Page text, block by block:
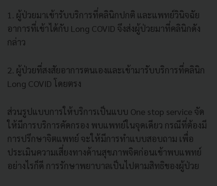
1. ผู้ป่วยมาเข้ารับบริการที่คลินิกปกติ และแพทย์วินิจฉัย
อาการที่เข้าได้กับ Long COVID จึงส่งผู้ป่วยมาที่คลินิกดัง
กล่าว
2. ผู้ป่วยที่สงสัยอาการตนเองและเข้ามารับบริการที่คลินิก
Long COVID โดยตรง
ส่วนรูปแบบการให้บริการเป็นแบบ One stop service จัด
ให้มีการบริการคัดกรอง พบแพทย์ในจุดเดียว กรณีที่ต้องมี
การปรึกษาจิตแพทย์ จะให้มีการทำแบบสอบถาม เพื่อ
ประเมินความเสี่ยงทางด้านสุขภาพจิตก่อนเข้าพบแพทย์
อย่างไรก็ดี การรักษาพยาบาลเป็นไปตามสิทธิของผู้ป่วย